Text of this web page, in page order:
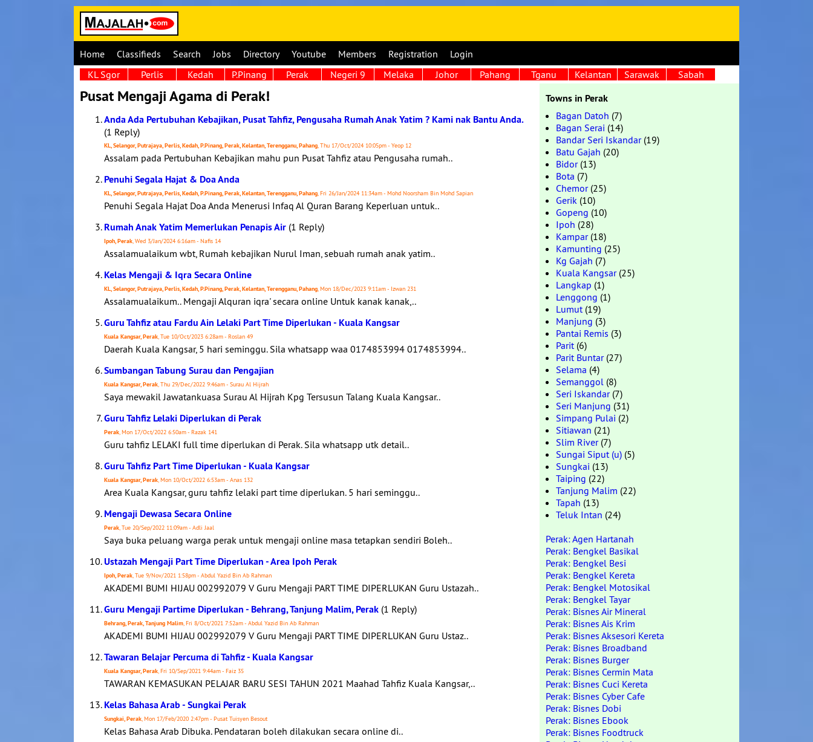
Home Classifieds Search Jobs Directory Youtube Members Registration
Login
KL Sgor
Perlis Kedah P.Pinang Perak Negeri 9 Melaka Johor Pahang Tganu Kelantan Sarawak Sabah
Pusat Mengaji Agama di Perak!
Anda Ada Pertubuhan Kebajikan, Pusat Tahfiz, Pengusaha Rumah Anak Yatim ? Kami nak Bantu Anda.
(1 Reply)
KL, Selangor, Putrajaya, Perlis, Kedah, P.Pinang, Perak, Kelantan, Terengganu, Pahang, Thu 17/Oct/2024 10:05pm - Yeop 12
Assalam pada Pertubuhan Kebajikan mahu pun Pusat Tahfiz atau Pengusaha rumah..
Penuhi Segala Hajat & Doa Anda
KL, Selangor, Putrajaya, Perlis, Kedah, P.Pinang, Perak, Kelantan, Terengganu, Pahang, Fri 26/Jan/2024 11:34am - Mohd Noorsham Bin Mohd Sapian
Penuhi Segala Hajat Doa Anda Menerusi Infaq Al Quran Barang Keperluan untuk..
Rumah Anak Yatim Memerlukan Penapis Air (1 Reply)
Ipoh, Perak, Wed 3/Jan/2024 6:16am - Nafis 14
Assalamualaikum wbt, Rumah kebajikan Nurul Iman, sebuah rumah anak yatim..
Kelas Mengaji & Iqra Secara Online
KL, Selangor, Putrajaya, Perlis, Kedah, P.Pinang, Perak, Kelantan, Terengganu, Pahang, Mon 18/Dec/2023 9:11am - Izwan 231
Assalamualaikum.. Mengaji Alquran iqra' secara online Untuk kanak kanak,..
Guru Tahfiz atau Fardu Ain Lelaki Part Time Diperlukan - Kuala Kangsar
Kuala Kangsar, Perak, Tue 10/Oct/2023 6:28am - Roslan 49
Daerah Kuala Kangsar, 5 hari seminggu. Sila whatsapp waa 0174853994 0174853994..
Sumbangan Tabung Surau dan Pengajian
Kuala Kangsar, Perak, Thu 29/Dec/2022 9:46am - Surau Al Hijrah
Saya mewakil Jawatankuasa Surau Al Hijrah Kpg Tersusun Talang Kuala Kangsar..
Guru Tahfiz Lelaki Diperlukan di Perak
Perak, Mon 17/Oct/2022 6:50am - Razak 141
Guru tahfiz LELAKI full time diperlukan di Perak. Sila whatsapp utk detail..
Guru Tahfiz Part Time Diperlukan - Kuala Kangsar
Kuala Kangsar, Perak, Mon 10/Oct/2022 6:53am - Anas 132
Area Kuala Kangsar, guru tahfiz lelaki part time diperlukan. 5 hari seminggu..
Mengaji Dewasa Secara Online
Perak, Tue 20/Sep/2022 11:09am - Adli Jaal
Saya buka peluang warga perak untuk mengaji online masa tetapkan sendiri Boleh..
Ustazah Mengaji Part Time Diperlukan - Area Ipoh Perak
Ipoh, Perak, Tue 9/Nov/2021 1:58pm - Abdul Yazid Bin Ab Rahman
AKADEMI BUMI HIJAU 002992079 V Guru Mengaji PART TIME DIPERLUKAN Guru Ustazah..
Guru Mengaji Partime Diperlukan - Behrang, Tanjung Malim, Perak (1 Reply)
Behrang, Perak, Tanjung Malim, Fri 8/Oct/2021 7:52am - Abdul Yazid Bin Ab Rahman
AKADEMI BUMI HIJAU 002992079 V Guru Mengaji PART TIME DIPERLUKAN Guru Ustaz..
Tawaran Belajar Percuma di Tahfiz - Kuala Kangsar
Kuala Kangsar, Perak, Fri 10/Sep/2021 9:44am - Faiz 35
TAWARAN KEMASUKAN PELAJAR BARU SESI TAHUN 2021 Maahad Tahfiz Kuala Kangsar,..
Kelas Bahasa Arab - Sungkai Perak
Sungkai, Perak, Mon 17/Feb/2020 2:47pm - Pusat Tuisyen Besout
Kelas Bahasa Arab Dibuka. Pendataran boleh dilakukan secara online di..
Towns in Perak
Bagan Datoh (7)
Bagan Serai (14)
Bandar Seri Iskandar(19)
Batu Gajah (20)
Bidor(13)
Bota (7)
Chemor(25)
Gerik (10)
Gopeng (10)
Ipoh (28)
Kampar(18)
Kamunting (25)
Kg Gajah (7)
Kuala Kangsar(25)
Langkap (1)
Lenggong (1)
Lumut(19)
Manjung (3)
Pantai Remis (3)
Parit(6)
Parit Buntar(27)
Selama (4)
Semanggol (8)
Seri Iskandar(7)
Seri Manjung (31)
Simpang Pulai (2)
Sitiawan (21)
Slim River(7)
Sungai Siput (u) (5)
Sungkai (13)
Taiping (22)
Tanjung Malim (22)
Tapah (13)
Teluk Intan (24)
Perak: Agen Hartanah
Perak: Bengkel Basikal
Perak: Bengkel Besi
Perak: Bengkel Kereta
Perak: Bengkel Motosikal
Perak: Bengkel Tayar
Perak: Bisnes Air Mineral
Perak: Bisnes Ais Krim
Perak: Bisnes Aksesori Kereta
Perak: Bisnes Broadband
Perak: Bisnes Burger
Perak: Bisnes Cermin Mata
Perak: Bisnes Cuci Kereta
Perak: Bisnes Cyber Cafe
Perak: Bisnes Dobi
Perak: Bisnes Ebook
Perak: Bisnes Foodtruck